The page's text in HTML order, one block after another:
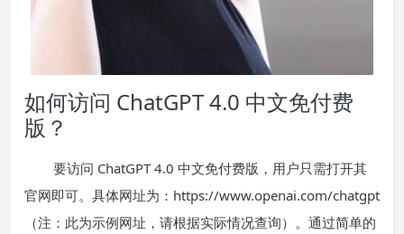
如何访问 ChatGPT 4.0 中文免付费
版？
要访问 ChatGPT 4.0 中文免付费版，用户只需打开其
官网即可。具体网址为：https://www.openai.com/chatgpt
（注：此为示例网址，请根据实际情况查询）。通过简单的